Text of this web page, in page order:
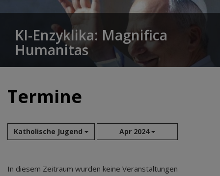
KI-Enzyklika: Magnifica
Humanitas
Termine
Katholische Jugend Apr 2024
Aug 2026
In diesem Zeitraum wurden keine Veranstaltungen